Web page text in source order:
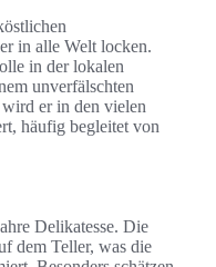
in alle Welt locken.
in der lokalen
unverfälschten
er in den vielen
häufig begleitet von
Delikatesse. Die
dem Teller, was die